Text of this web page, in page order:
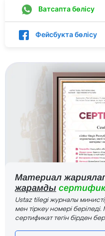
Ватсапта бөлісу
Фейсбукта бөлісу
Материал
жарамды
Ustaz tilegi журналы
мен тіркеу номері
сертификат тегін бірден